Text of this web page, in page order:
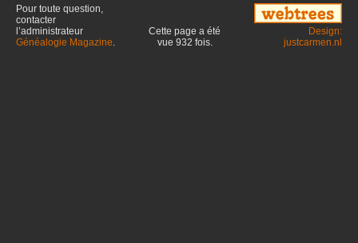
Pour toute question,
contacter
l’administrateur
Généalogie Magazine.
Cette page a été
vue 932 fois.
Design:
justcarmen.nl